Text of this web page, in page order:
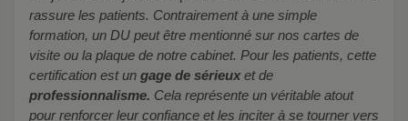
rassure les patients. Contrairement à une simple
formation, un DU peut être mentionné sur nos cartes de
visite ou la plaque de notre cabinet. Pour les patients, cette
certification est un gage de sérieuxet de
professionnalisme. Cela représente un véritable atout
pour renforcer leur confiance et les inciter à se tourner vers